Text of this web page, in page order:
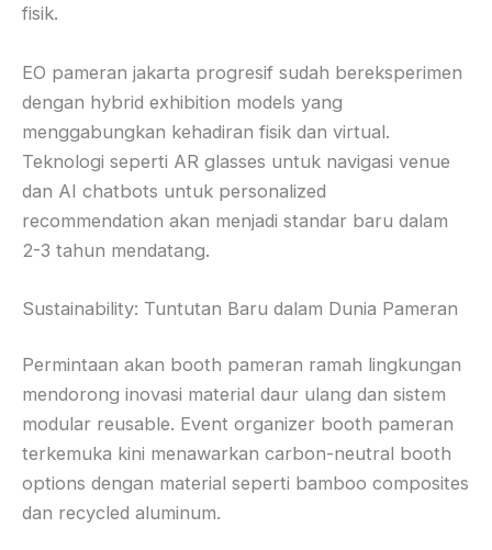
fisik.
EO pameran jakarta progresif sudah bereksperimen
dengan hybrid exhibition models yang
menggabungkan kehadiran fisik dan virtual.
Teknologi seperti AR glasses untuk navigasi venue
dan AI chatbots untuk personalized
recommendation akan menjadi standar baru dalam
2-3 tahun mendatang.
Sustainability: Tuntutan Baru dalam Dunia Pameran
Permintaan akan booth pameran ramah lingkungan
mendorong inovasi material daur ulang dan sistem
modular reusable. Event organizer booth pameran
terkemuka kini menawarkan carbon-neutral booth
options dengan material seperti bamboo composites
dan recycled aluminum.